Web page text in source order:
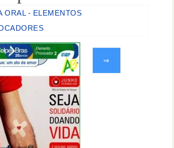
ORAL - ELEMENTOS
⇒